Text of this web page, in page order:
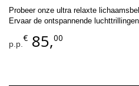
Probeer onze ultra relaxte
Ervaar de ontspannende
p.p.
€ 85,00